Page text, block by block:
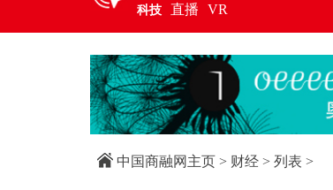
科技 直播 VR
中国商融网主页 > 财经 > 列表 >